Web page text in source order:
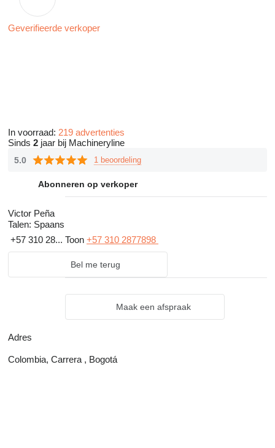
Geverifieerde verkoper
In voorraad: 219 advertenties
Sinds 2 jaar bij Machineryline
5.0 1 beoordeling
Abonneren op verkoper
Victor Peña
Talen: Spaans
+57 310 28... Toon +57 310 2877898
Bel me terug
Maak een afspraak
Adres
Colombia, Carrera , Bogotá